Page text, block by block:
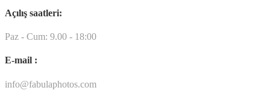
Açılış saatleri:
Paz - Cum: 9.00 - 18:00
E-mail :
info@fabulaphotos.com